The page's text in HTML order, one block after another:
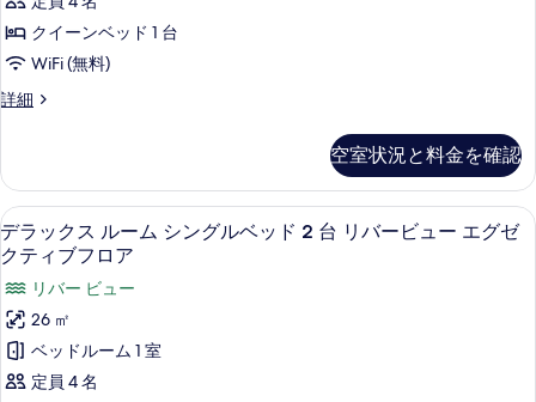
示
す
る
リ
バ
ー
ビ
の
す
べ
て
の
写
真
2
台
バ
ー
の
詳
細
ー
ム
ク
ン
ベ
ッ
ド
1
台
リ
バ
クイーンベッド 1 台
WiFi (無料)
詳細
デ
ス
ル
ー
ム
ク
イ
ー
ン
ベ
ッ
空室状況と料金を確認
デ
ラ
ッ
ク
ス
ル
セーフティボックス (室内)、デスク
9
デラックス ルーム シングルベッド 2 台 リバービュー エグゼ
クティブフロア
リバー ビュー
26 ㎡
ベッドルーム 1 室
定員 4 名